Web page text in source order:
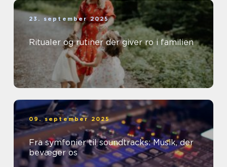
23. september 2025
Ritualer og rutiner der giver ro i familien
09. september 2025
Fra symfonier til soundtracks: Musik, der
bevæger os